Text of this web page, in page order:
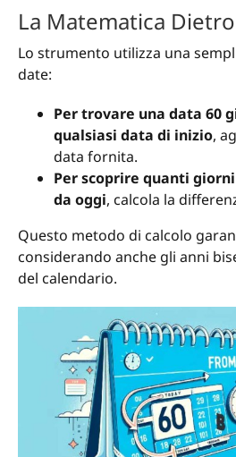
La Matematica
Lo strumento utilizza una
date:
Per trovare una data 60
qualsiasi data di inizio,
data fornita.
Per scoprire quanti
da oggi, calcola la
Questo metodo di calcolo
considerando anche gli anni
del calendario.